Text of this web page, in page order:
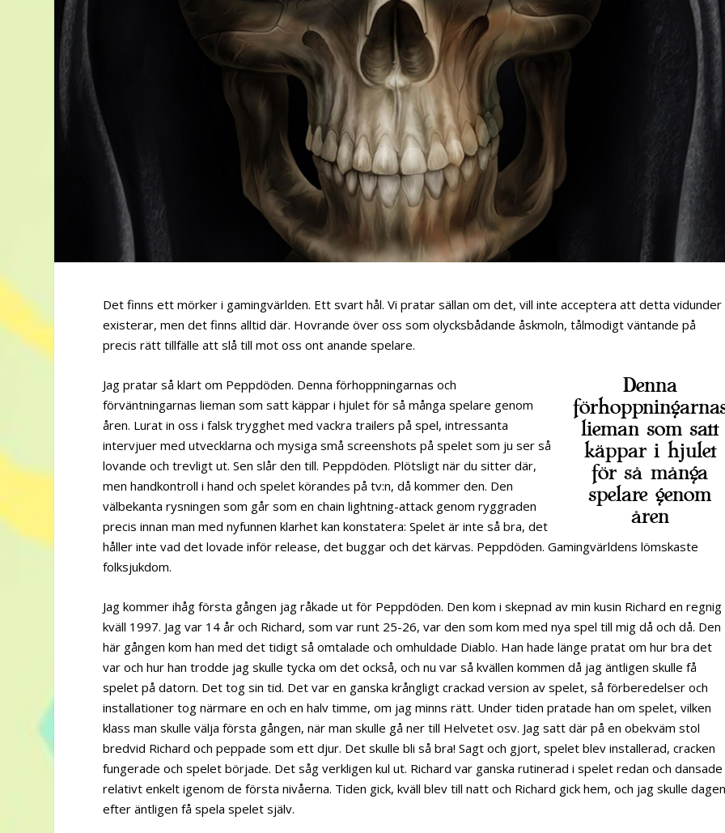
Det finns ett mörker i gamingvärlden. Ett svart hål. Vi pratar sällan om det, vill inte acceptera att detta vidunder
existerar, men det finns alltid där. Hovrande över oss som olycksbådande åskmoln, tålmodigt väntande på
precis rätt tillfälle att slå till mot oss ont anande spelare.
Denna
lieman som satt
käppar i hjulet
för så många
spelare genom
åren
Jag pratar så klart om Peppdöden. Denna förhoppningarnas och
förväntningarnas lieman som satt käppar i hjulet för så många spelare genom
åren. Lurat in oss i falsk trygghet med vackra trailers på spel, intressanta
intervjuer med utvecklarna och mysiga små screenshots på spelet som ju ser så
lovande och trevligt ut. Sen slår den till. Peppdöden. Plötsligt när du sitter där,
men handkontroll i hand och spelet körandes på tv:n, då kommer den. Den
välbekanta rysningen som går som en chain lightning-attack genom ryggraden
precis innan man med nyfunnen klarhet kan konstatera: Spelet är inte så bra, det
håller inte vad det lovade inför release, det buggar och det kärvas. Peppdöden. Gamingvärldens lömskaste
folksjukdom.
Jag kommer ihåg första gången jag råkade ut för Peppdöden. Den kom i skepnad av min kusin Richard en regnig
kväll 1997. Jag var 14 år och Richard, som var runt 25-26, var den som kom med nya spel till mig då och då. Den
här gången kom han med det tidigt så omtalade och omhuldade Diablo. Han hade länge pratat om hur bra det
var och hur han trodde jag skulle tycka om det också, och nu var så kvällen kommen då jag äntligen skulle få
spelet på datorn. Det tog sin tid. Det var en ganska krångligt crackad version av spelet, så förberedelser och
installationer tog närmare en och en halv timme, om jag minns rätt. Under tiden pratade han om spelet, vilken
klass man skulle välja första gången, när man skulle gå ner till Helvetet osv. Jag satt där på en obekväm stol
bredvid Richard och peppade som ett djur. Det skulle bli så bra! Sagt och gjort, spelet blev installerad, cracken
fungerade och spelet började. Det såg verkligen kul ut. Richard var ganska rutinerad i spelet redan och dansade
relativt enkelt igenom de första nivåerna. Tiden gick, kväll blev till natt och Richard gick hem, och jag skulle
efter äntligen få spela spelet själv.